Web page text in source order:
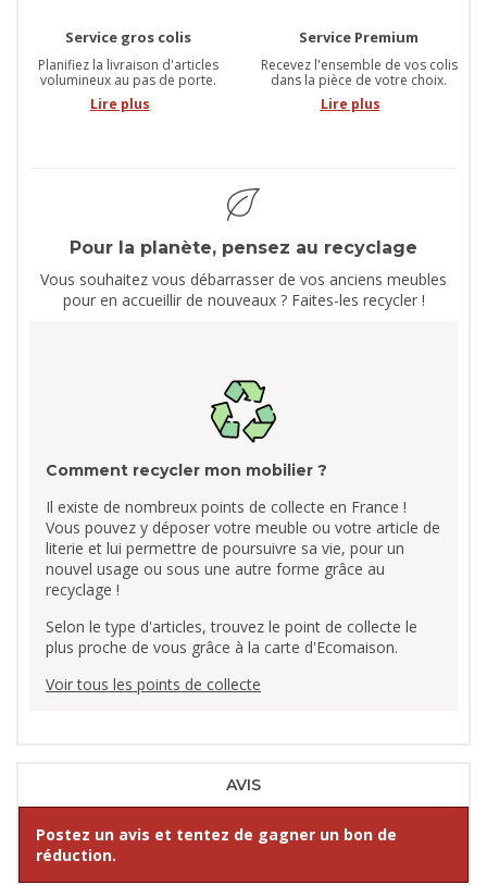
Service gros colis
Planifiez la livraison d'articles
volumineux au pas de porte.
Lire plus
Service Premium
Recevez l'ensemble de vos colis
dans la pièce de votre choix.
Lire plus
Pour la planète, pensez au recyclage
Vous souhaitez vous débarrasser de vos anciens meubles
pour en accueillir de nouveaux ? Faites-les recycler !
Comment recycler mon mobilier ?
Il existe de nombreux points de collecte en France !
Vous pouvez y déposer votre meuble ou votre article de
literie et lui permettre de poursuivre sa vie, pour un
nouvel usage ou sous une autre forme grâce au
recyclage !
Selon le type d'articles, trouvez le point de collecte le
plus proche de vous grâce à la carte d'Ecomaison.
Voir tous les points de collecte
AVIS
Postez un avis et tentez de gagner un bon de
réduction.